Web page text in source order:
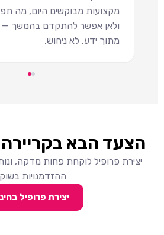
מקצועות מבוקשים היום, מה
ולאן אפשר להתקדם בהמשך —
מתוך ידע, לא ניחוש.
הצעד הבא
יצירת פרופיל לוקחת פחות מדקה,
ההזדמנויות
יצירת פרופיל